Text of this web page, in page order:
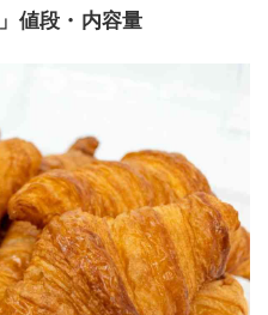
値段・内容量